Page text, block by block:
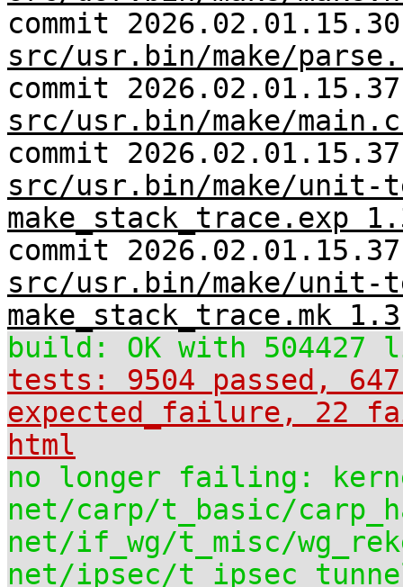
commit
src/usr.bin/make/
commit
src/usr.bin/make/
commit
src/usr.bin/make/unit-
make_stack_trace.exp
commit
src/usr.bin/make/unit-
make_stack_trace.mk 1.3
build: OK with 504427
tests: 9504 passed,
expected_failure, 22
html
no longer failing:
net/carp/t_basic/
net/if_wg/t_misc/
net/ipsec/